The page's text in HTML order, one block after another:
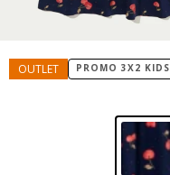
PROMO 3X2 KIDS